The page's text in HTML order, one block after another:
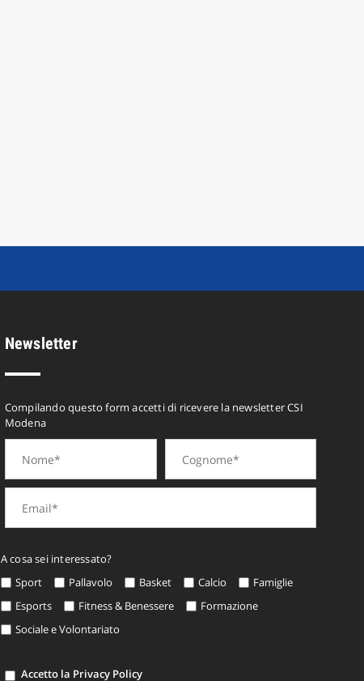
Newsletter
Compilando questo form accetti di ricevere la newsletter CSI
Modena
A cosa sei interessato?
Sport
Pallavolo Basket Calcio
Famiglie
Esports
Fitness & Benessere
Formazione
Sociale e Volontariato
Accetto la Privacy Policy